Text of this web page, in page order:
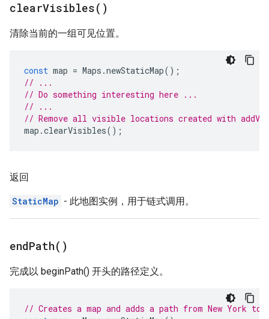
clearVisibles( )
清除当前的一组可见位置。
const map = Maps .newStaticMap();
// ...
// Do something interesting here ...
// ...
// Remove all visible locations created with
map .clearVisibles();
返回
StaticMap - 此地图实例，用于链式调用。
endPath( )
完成以 beginPath() 开头的路径定义。
// Creates a map and adds a path from New York to